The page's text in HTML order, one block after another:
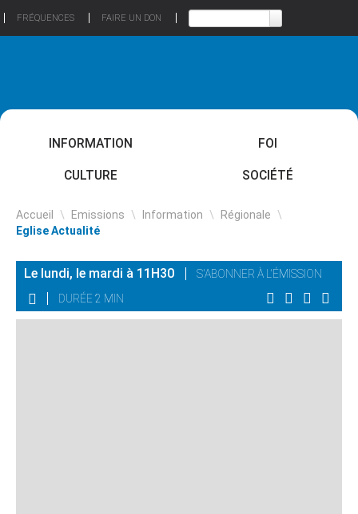
FRÉQUENCES FAIRE UN DON
INFORMATION FOI
CULTURE SOCIÉTÉ
Accueil \ Emissions \ Information \ Régionale \
Eglise Actualité
Le lundi, le mardi à 11H30
S'ABONNER À L'ÉMISSION
DURÉE 2 MIN